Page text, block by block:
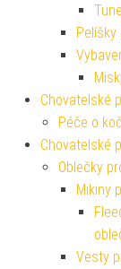
Chovatelské
Péče o
Chovatelské
Oblečky
Mikiny
Vesty